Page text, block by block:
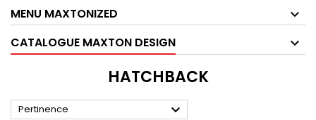
MENU MAXTONIZED
CATALOGUE MAXTON DESIGN
HATCHBACK
Pertinence 